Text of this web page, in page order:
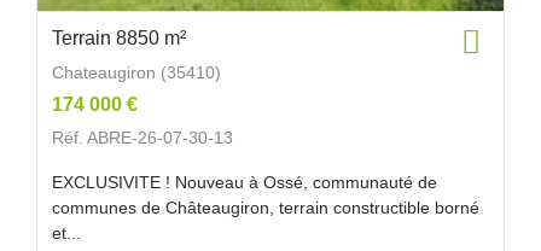
Terrain 8850 m²
Chateaugiron (35410)
174 000 €
Réf. ABRE-26-07-30-13
EXCLUSIVITE ! Nouveau à Ossé, communauté de
communes de Châteaugiron, terrain constructible borné
et...